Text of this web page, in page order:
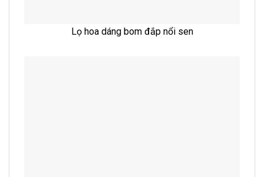
Lọ hoa dáng bom đắp nổi sen